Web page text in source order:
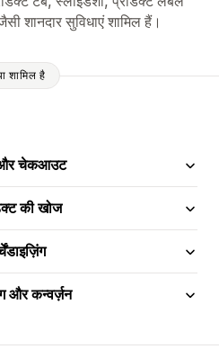
शानदार सुविधाएं शामिल हैं।
शामिल है
और चेकआउट
की खोज
और कन्वर्ज़न